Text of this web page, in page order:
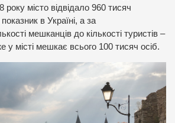
місто відвідало 960 тисяч
в Україні, а за
мешканців до кількості туристів –
у місті мешкає всього 100 тисяч осіб.